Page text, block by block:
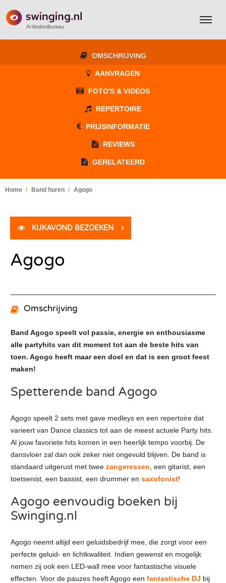
OMSCHRIJVING
AANVRAGEN
FOTO'S & VIDEOS
REPERTOIRE
PRIJSINFORMATIE
REVIEWS
GERELATEERD
Home Band huren Agogo
KIJKAVOND BEZOEKEN ›
Agogo
Omschrijving
Band Agogo speelt vol passie, energie en enthousiasme
alle partyhits van dit moment tot aan de beste hits van
toen. Agogo heeft maar een doel en dat is een groot feest
maken!
Spetterende band Agogo
Agogo speelt 2 sets met gave medleys en een repertoire dat
varieert van Dance classics tot aan de meest actuele Party hits.
Al jouw favoriete hits komen in een heerlijk tempo voorbij. De
dansvloer zal dan ook zeker niet ongevuld blijven. De band is
standaard uitgerust met twee zangeressen , een gitarist, een
toetsenist, een bassist, een drummer en saxofonist!
Agogo eenvoudig boeken bij
Swinging.nl
Agogo neemt altijd een geluidsbedrijf mee, die zorgt voor een
perfecte geluid- en lichtkwaliteit. Indien gewenst en mogelijk
nemen zij ook een LED-wall mee voor fantastische visuele
effecten. Voor de pauzes heeft Agogo een fantastische DJ bij